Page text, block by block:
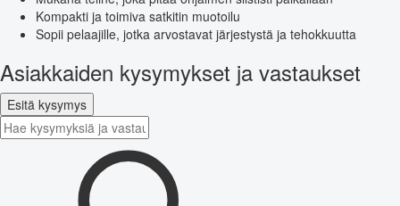
Kompakti ja toimiva satkitin muotoilu
Sopii pelaajille, jotka arvostavat järjestystä ja tehokkuutta
Asiakkaiden kysymykset ja vastaukset
Esitä kysymys